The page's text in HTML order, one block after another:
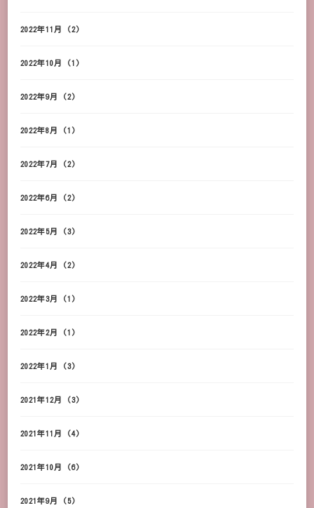
2022年11月 (2)
2022年10月 (1)
2022年9月 (2)
2022年8月 (1)
2022年7月 (2)
2022年6月 (2)
2022年5月 (3)
2022年4月 (2)
2022年3月 (1)
2022年2月 (1)
2022年1月 (3)
2021年12月 (3)
2021年11月 (4)
2021年10月 (6)
2021年9月 (5)